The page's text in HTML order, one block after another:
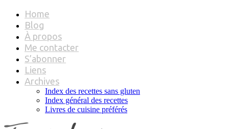
Home
Blog
À propos
Me contacter
S’abonner
Liens
Archives
Index des recettes sans gluten
Index général des recettes
Livres de cuisine préférés